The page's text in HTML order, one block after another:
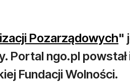
Pozarządowych"
Portal ngo.pl powstał
Fundacji Wolności.